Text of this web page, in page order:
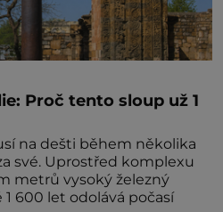
Proč tento sloup už 1
na dešti během několika
své. Uprostřed komplexu
metrů vysoký železný
600 let odolává počasí